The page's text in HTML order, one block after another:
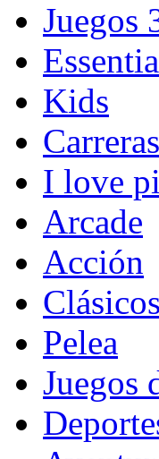
Juegos
Kids
I love
Arcade
Acción
Clásicos
Pelea
Juegos